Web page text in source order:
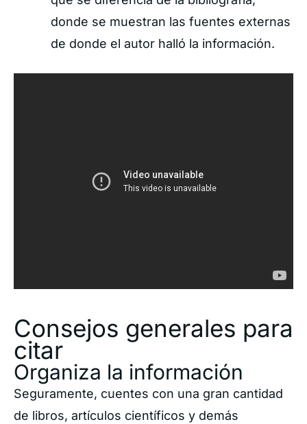
donde se muestran las fuentes externas
de donde el autor halló la información.
Consejos generales para
citar
Organiza la información
Seguramente, cuentes con una gran cantidad
de libros, artículos científicos y demás